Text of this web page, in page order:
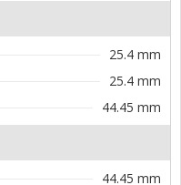
25.4 mm
25.4 mm
44.45 mm
44.45 mm